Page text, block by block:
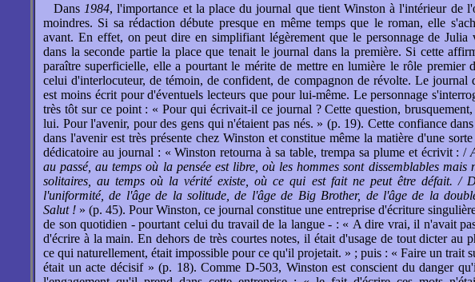
Dans 1984, l'importance et la place du journal que tient Winston à l'intérieur de
moindres. Si sa rédaction débute presque en même temps que le roman, elle
avant. En effet, on peut dire en simplifiant légèrement que le personnage de Julia
dans la seconde partie la place que tenait le journal dans la première. Si cette
paraître superficielle, elle a pourtant le mérite de mettre en lumière le rôle premier
celui d'interlocuteur, de témoin, de confident, de compagnon de révolte. Le journal
est moins écrit pour d'éventuels lecteurs que pour lui-même. Le personnage
très tôt sur ce point : « Pour qui écrivait-il ce journal ? Cette question, brusquement,
lui. Pour l'avenir, pour des gens qui n'étaient pas nés. » (p. 19). Cette confiance dans
dans l'avenir est très présente chez Winston et constitue même la matière d'une
dédicatoire au journal : « Winston retourna à sa table, trempa sa plume et écrivit : /
au passé, au temps où la pensée est libre, où les hommes sont dissemblables mais
solitaires, au temps où la vérité existe, où ce qui est fait ne peut être défait. /
l'uniformité, de l'âge de la solitude, de l'âge de Big Brother, de l'âge de la
Salut ! » (p. 45). Pour Winston, ce journal constitue une entreprise d'écriture
de son quotidien - pourtant celui du travail de la langue - : « A dire vrai, il n'avait
d'écrire à la main. En dehors de très courtes notes, il était d'usage de tout dicter au
ce qui naturellement, était impossible pour ce qu'il projetait. » ; puis : « Faire un trait
était un acte décisif » (p. 18). Comme D-503, Winston est conscient du danger